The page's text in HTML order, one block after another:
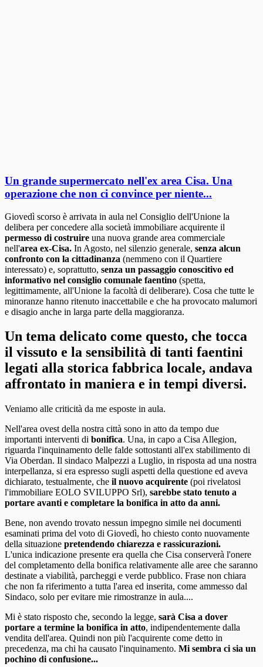
Un grande supermercato nell'ex area Cisa. Una
operazione che non ci convince per niente...
Giovedì scorso è arrivata in aula nel Consiglio dell'Unione la
delibera per concedere alla società immobiliare acquirente il
permesso di costruire una nuova grande area commerciale
nell'area ex-Cisa. In Agosto, nel silenzio generale, senza alcun
confronto con la cittadinanza (nemmeno con il Quartiere
interessato) e, soprattutto, senza un passaggio conoscitivo ed
informativo nel consiglio comunale faentino (spetta,
legittimamente, all'Unione la facoltà di deliberare). Cosa che tutte le
minoranze hanno ritenuto inaccettabile e che ha provocato malumori
e disagio anche in larga parte della maggioranza.
Un tema delicato come questo, che tocca
il vissuto e la sensibilità di tanti faentini
legati alla storica fabbrica locale, andava
affrontato in maniera e in tempi diversi.
Veniamo alle criticità da me esposte in aula.
Nell'area ovest della nostra città sono in atto da tempo due
importanti interventi di bonifica. Una, in capo a Cisa Allegion,
riguarda l'inquinamento delle falde sottostanti all'ex stabilimento di
Via Oberdan. Il sindaco Malpezzi a Luglio, in risposta ad una nostra
interpellanza, si era espresso sugli aspetti della questione ed aveva
dichiarato, testualmente, che il nuovo acquirente (poi rivelatosi
l'immobiliare EOLO SVILUPPO Srl), sarebbe stato tenuto a
portare avanti e completare la bonifica in atto da anni.
Bene, non avendo trovato nessun impegno simile nei documenti
esaminati prima del voto di Giovedì, ho chiesto conto nuovamente
della situazione pretendendo chiarezza e rassicurazioni.
L'unica indicazione presente era quella che Cisa conserverà l'onere
del completamento della bonifica relativamente alle aree che saranno
destinate a viabilità, parcheggi e verde pubblico. Frase non chiara
che non fa riferimento a tutta l'area ed inserita, come ammesso dal
Sindaco, solo per evitare mie rimostranze in aula....
Mi è stato risposto che, secondo la legge, sarà Cisa a dover
portare a termine la bonifica in atto, indipendentemente dalla
vendita dell'area. Quindi non più l'acquirente come detto in
precedenza, ma chi ha causato l'inquinamento. Mi sembra ci sia un
pochino di confusione...